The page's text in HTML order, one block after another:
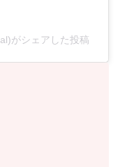
がシェアした投稿